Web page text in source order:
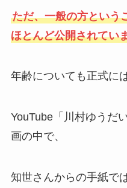
ただ、一般の方という
ほとんど公開されてい
年齢についても正式に
YouTube「川村ゆうだ
画の中で、
知世さんからの手紙で